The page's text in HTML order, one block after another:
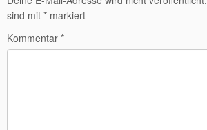
sind mit * markiert
Kommentar *